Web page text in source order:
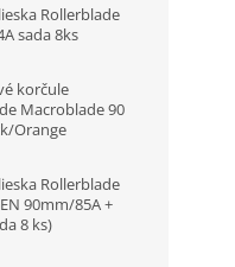
Rollerblade
sada 8ks
korčule
Macroblade 90
Orange
Rollerblade
90mm/85A +
8 ks)